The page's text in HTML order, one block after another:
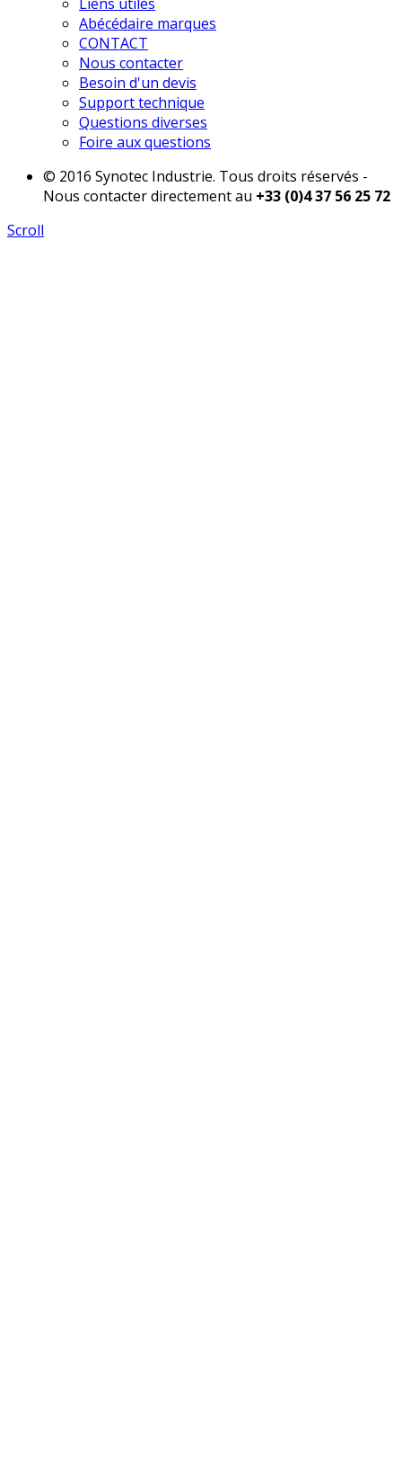
Abécédaire marques
CONTACT
Nous contacter
Besoin d'un devis
Support technique
Questions diverses
Foire aux questions
© 2016 Synotec Industrie. Tous droits réservés -
Nous contacter directement au +33 (0)4 37 56 25 72
Scroll